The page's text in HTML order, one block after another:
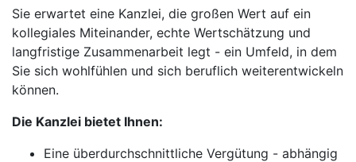
Sie erwartet eine Kanzlei, die großen Wert auf ein
kollegiales Miteinander, echte Wertschätzung und
langfristige Zusammenarbeit legt - ein Umfeld, in dem
Sie sich wohlfühlen und sich beruflich weiterentwickeln
können.
Die Kanzlei bietet Ihnen:
Eine überdurchschnittliche Vergütung - abhängig